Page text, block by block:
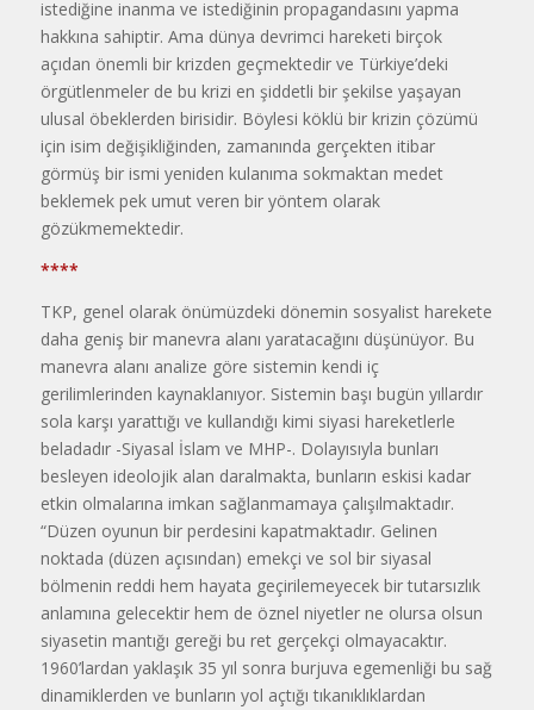
istediğine inanma ve istediğinin propagandasını yapma
hakkına sahiptir. Ama dünya devrimci hareketi birçok
açıdan önemli bir krizden geçmektedir ve Türkiye’deki
örgütlenmeler de bu krizi en şiddetli bir şekilse yaşayan
ulusal öbeklerden birisidir. Böylesi köklü bir krizin çözümü
için isim değişikliğinden, zamanında gerçekten itibar
görmüş bir ismi yeniden kulanıma sokmaktan medet
beklemek pek umut veren bir yöntem olarak
gözükmemektedir.
****
TKP, genel olarak önümüzdeki dönemin sosyalist harekete
daha geniş bir manevra alanı yaratacağını düşünüyor. Bu
manevra alanı analize göre sistemin kendi iç
gerilimlerinden kaynaklanıyor. Sistemin başı bugün yıllardır
sola karşı yarattığı ve kullandığı kimi siyasi hareketlerle
beladadır -Siyasal İslam ve MHP-. Dolayısıyla bunları
besleyen ideolojik alan daralmakta, bunların eskisi kadar
etkin olmalarına imkan sağlanmamaya çalışılmaktadır.
“Düzen oyunun bir perdesini kapatmaktadır. Gelinen
noktada (düzen açısından) emekçi ve sol bir siyasal
bölmenin reddi hem hayata geçirilemeyecek bir tutarsızlık
anlamına gelecektir hem de öznel niyetler ne olursa olsun
siyasetin mantığı gereği bu ret gerçekçi olmayacaktır.
1960’lardan yaklaşık 35 yıl sonra burjuva egemenliği bu sağ
dinamiklerden ve bunların yol açtığı tıkanıklıklardan